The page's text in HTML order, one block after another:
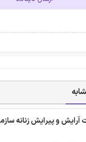
آرایش و پیرایش زنانه